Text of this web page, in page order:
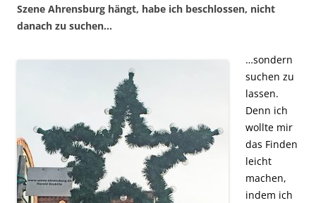
Szene Ahrensburg hängt, habe ich beschlossen, nicht
danach zu suchen…
…sondern
suchen zu
lassen.
Denn ich
wollte mir
das Finden
leicht
machen,
indem ich